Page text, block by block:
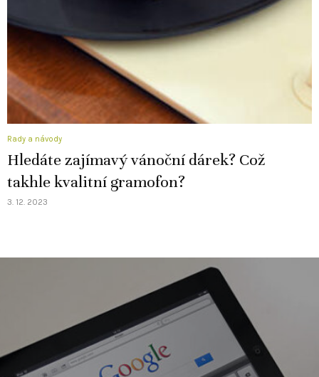
Rady a návody
Hledáte zajímavý vánoční dárek? Což
takhle kvalitní gramofon?
3. 12. 2023